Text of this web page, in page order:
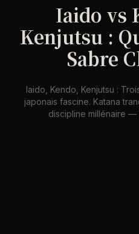
Iaido vs
Kenjutsu :
Sabre
Iaido, Kendo, Kenjutsu :
japonais fascine. Katana
discipline millénaire